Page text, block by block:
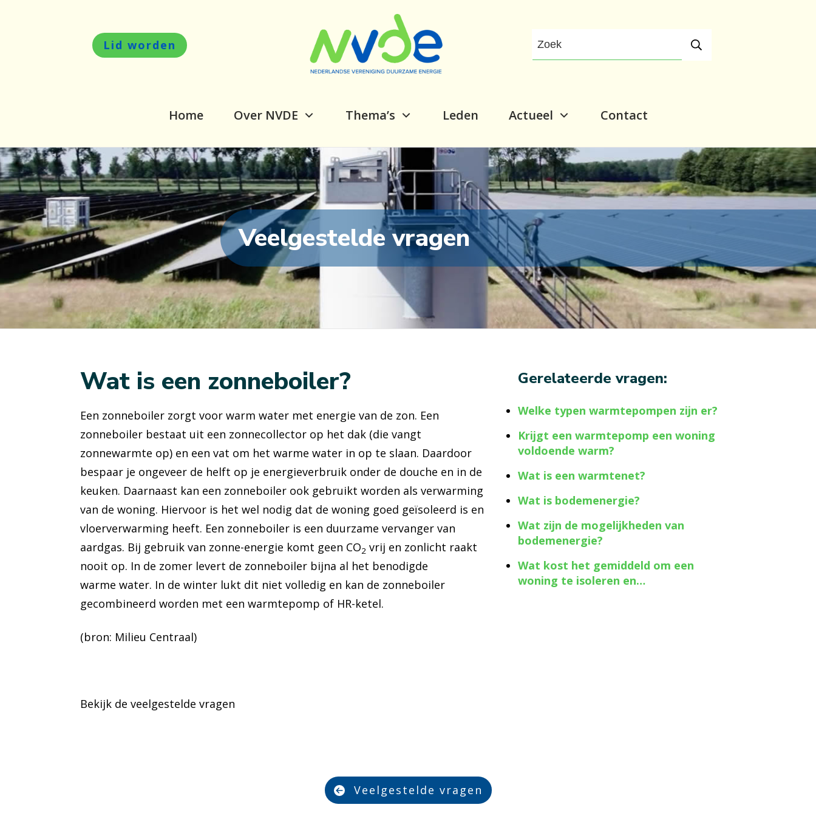
Lid worden
Home Over NVDE Thema’s Leden Actueel Contact
Veelgestelde vragen
Wat is een zonneboiler?
Een zonneboiler zorgt voor warm water met energie van de zon. Een
zonneboiler bestaat uit een zonnecollector op het dak (die vangt
zonnewarmte op) en een vat om het warme water in op te slaan. Daardoor
bespaar je ongeveer de helft op je energieverbruik onder de douche en in de
keuken. Daarnaast kan een zonneboiler ook gebruikt worden als verwarming
van de woning. Hiervoor is het wel nodig dat de woning goed geïsoleerd is en
vloerverwarming heeft. Een zonneboiler is een duurzame vervanger van
aardgas. Bij gebruik van zonne-energie komt geen CO2 vrij en zonlicht raakt
nooit op. In de zomer levert de zonneboiler bijna al het benodigde
warme water. In de winter lukt dit niet volledig en kan de zonneboiler
gecombineerd worden met een warmtepomp of HR-ketel.
(bron: Milieu Centraal)
Bekijk de veelgestelde vragen
Gerelateerde vragen:
Welke typen warmtepompen zijn er?
Krijgt een warmtepomp een woning
voldoende warm?
Wat is een warmtenet?
Wat is bodemenergie?
Wat zijn de mogelijkheden van
bodemenergie?
Wat kost het gemiddeld om een
woning te isoleren en…
Veelgestelde vragen